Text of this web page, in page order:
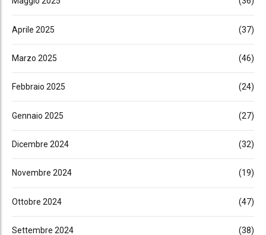
Aprile 2025 (37)
Marzo 2025 (46)
Febbraio 2025 (24)
Gennaio 2025 (27)
Dicembre 2024 (32)
Novembre 2024 (19)
Ottobre 2024 (47)
Settembre 2024 (38)